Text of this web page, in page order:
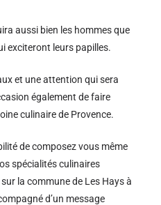
aussi bien les hommes que
exciteront leurs papilles.
et une attention qui sera
également de faire
culinaire de Provence.
de composez vous même
spécialités culinaires
la commune de Les Hays à
d’un message